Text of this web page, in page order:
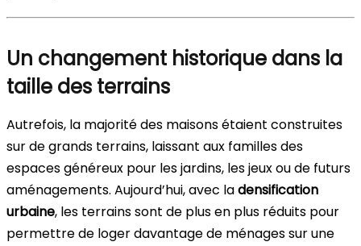
Un changement historique dans la
taille des terrains
Autrefois, la majorité des maisons étaient construites
sur de grands terrains, laissant aux familles des
espaces généreux pour les jardins, les jeux ou de futurs
aménagements. Aujourd’hui, avec ladensification
urbaine, les terrains sont de plus en plus réduits pour
permettre de loger davantage de ménages sur une